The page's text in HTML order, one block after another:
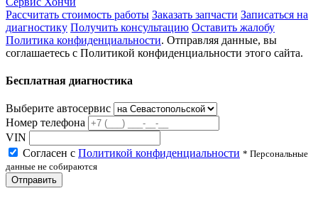
Рассчитать стоимость работы Заказать запчасти Записаться на
диагностику Получить консультацию Оставить жалобу
Политика конфиденциальности. Отправляя данные, вы
соглашаетесь с Политикой конфиденциальности этого сайта.
Бесплатная диагностика
Выберите автосервис
Номер телефона
VIN
Согласен с Политикой конфиденциальности * Персональные
данные не собираются
Отправить